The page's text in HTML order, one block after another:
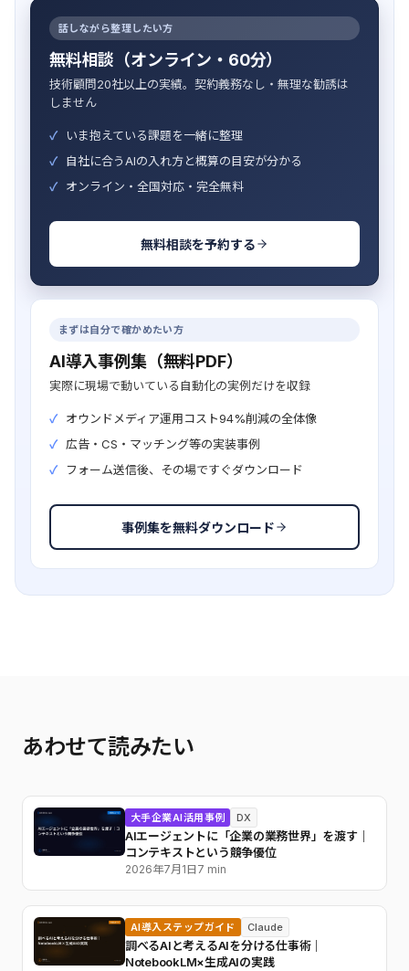
話しながら整理したい方
無料相談（オンライン・60分）
技術顧問20社以上の実績。契約義務なし・無理な勧誘は
しません
いま抱えている課題を一緒に整理
自社に合うAIの入れ方と概算の目安が分かる
オンライン・全国対応・完全無料
無料相談を予約する
まずは自分で確かめたい方
AI導入事例集（無料PDF）
実際に現場で動いている自動化の実例だけを収録
オウンドメディア運用コスト94%削減の全体像
広告・CS・マッチング等の実装事例
フォーム送信後、その場ですぐダウンロード
事例集を無料ダウンロード
あわせて読みたい
大手企業AI活用事例 DX
AIエージェントに「企業の業務世界」を渡す｜
コンテキストという競争優位
2026年7月1日7 min
AI導入ステップガイド Claude
調べるAIと考えるAIを分ける仕事術｜
NotebookLM×生成AIの実践